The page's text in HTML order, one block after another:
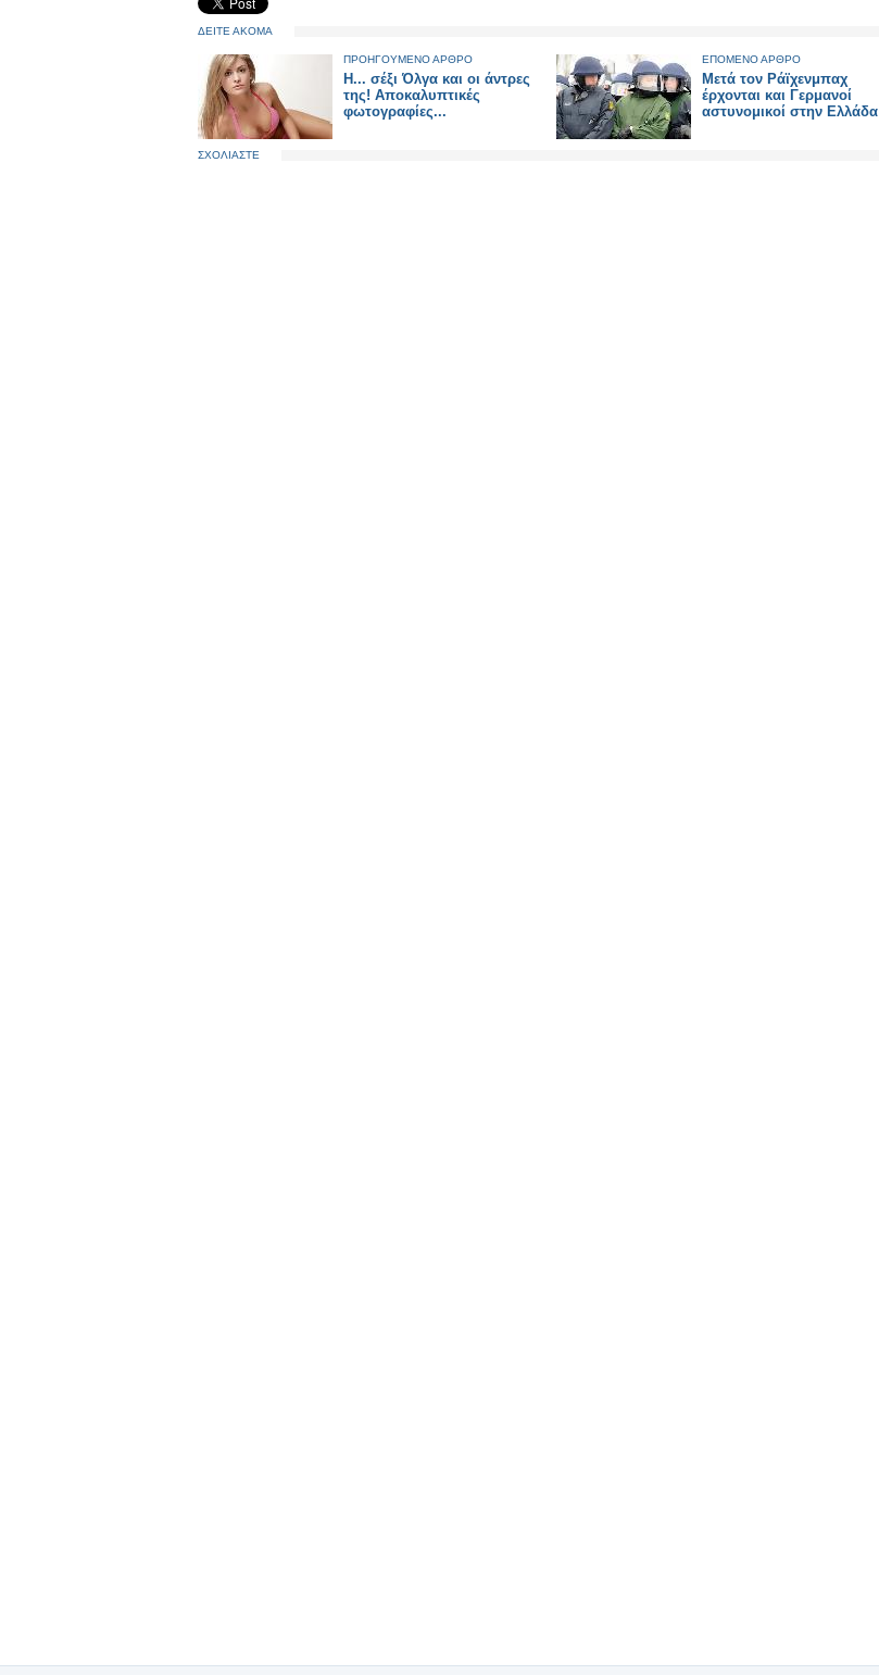
ΔΕΙΤΕ ΑΚΟΜΑ
ΠΡΟΗΓΟΥΜΕΝΟ ΑΡΘΡΟ
Η... σέξι Όλγα και οι άντρες
της! Αποκαλυπτικές
φωτογραφίες...
ΕΠΟΜΕΝΟ ΑΡΘΡΟ
Μετά τον Ράϊχενμπαχ
έρχονται και Γερμανοί
αστυνομικοί στην Ελλάδα
ΣΧΟΛΙΑΣΤΕ